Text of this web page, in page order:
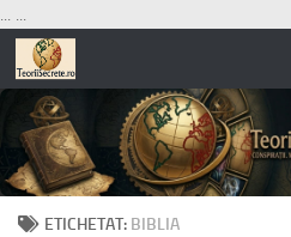
... ...
Skip to content
ETICHETAT: BIBLIA